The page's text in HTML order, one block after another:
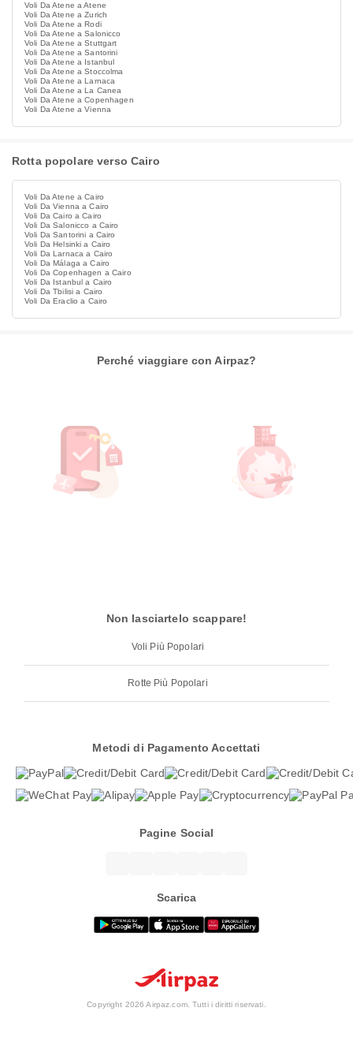
Voli Da Atene a Atene
Voli Da Atene a Zurich
Voli Da Atene a Rodi
Voli Da Atene a Salonicco
Voli Da Atene a Stuttgart
Voli Da Atene a Santorini
Voli Da Atene a Istanbul
Voli Da Atene a Stoccolma
Voli Da Atene a Larnaca
Voli Da Atene a La Canea
Voli Da Atene a Copenhagen
Voli Da Atene a Vienna
Rotta popolare verso Cairo
Voli Da Atene a Cairo
Voli Da Vienna a Cairo
Voli Da Cairo a Cairo
Voli Da Salonicco a Cairo
Voli Da Santorini a Cairo
Voli Da Helsinki a Cairo
Voli Da Larnaca a Cairo
Voli Da Málaga a Cairo
Voli Da Copenhagen a Cairo
Voli Da Istanbul a Cairo
Voli Da Tbilisi a Cairo
Voli Da Eraclio a Cairo
Perché viaggiare con Airpaz?
Non lasciartelo scappare!
Voli Più Popolari
Rotte Più Popolari
Metodi di Pagamento Accettati
Pagine Social
Scarica
Copyright 2026 Airpaz.com. Tutti i diritti riservati.